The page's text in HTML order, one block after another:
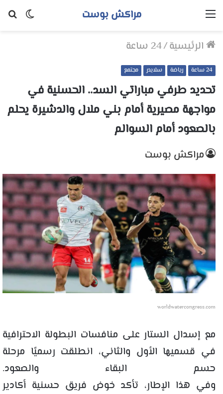
الوضع
مراكش بوست القائمة
الرئيسية/24 ساعة
24 ساعة رياضة سلايدر مجتمع
تحديد طرفي مباراتي السد.. الحسنية في
مواجهة مصيرية أمام بني ملال والدشيرة يحلم
بالصعود أمام السوالم
مراكش بوست
worldwatercongress.com
مع إسدال الستار على منافسات البطولة الاحترافية
في قسميها الأول والثاني، انطلقت رسميًا مرحلة
حسم البقاء والصعود.
وفي هذا الإطار، تأكد خوض فريق حسنية أكادير